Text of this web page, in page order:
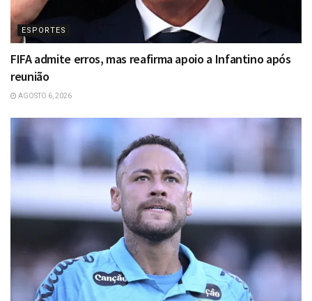
ESPORTES
FIFA admite erros, mas reafirma apoio a Infantino após
reunião
AGOSTO 6, 2026